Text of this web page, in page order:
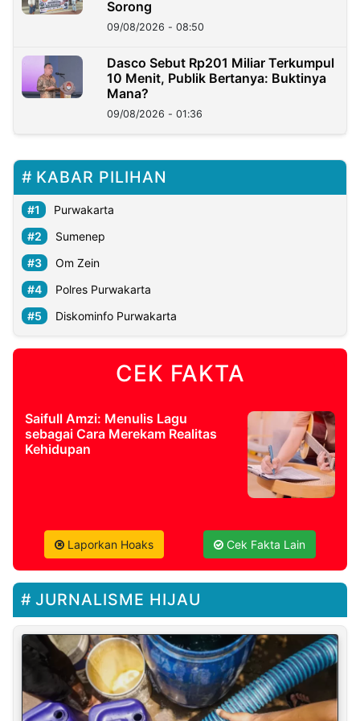
Sorong
09/08/2026 - 08:50
Dasco Sebut Rp201 Miliar Terkumpul
10 Menit, Publik Bertanya: Buktinya
Mana?
09/08/2026 - 01:36
KABAR PILIHAN
Purwakarta
Sumenep
Om Zein
Polres Purwakarta
Diskominfo Purwakarta
CEK FAKTA
Saifull Amzi: Menulis Lagu
sebagai Cara Merekam Realitas
Kehidupan
Laporkan Hoaks Cek Fakta Lain
JURNALISME HIJAU